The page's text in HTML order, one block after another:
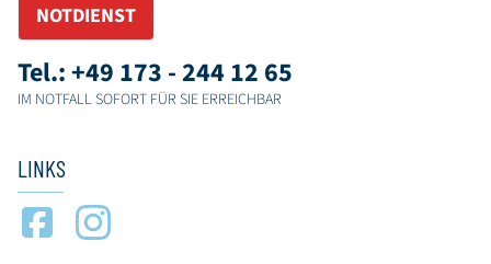
NOTDIENST
Tel.: +49 173 - 244 12 65
IM NOTFALL SOFORT FÜR SIE ERREICHBAR
LINKS